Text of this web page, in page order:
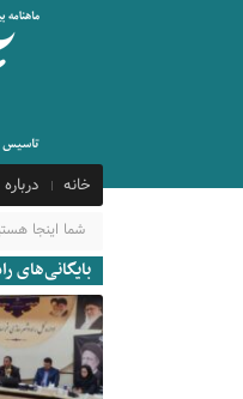
خانه
شما اینجا
بایگانی‌های
02 ژوئن 2024